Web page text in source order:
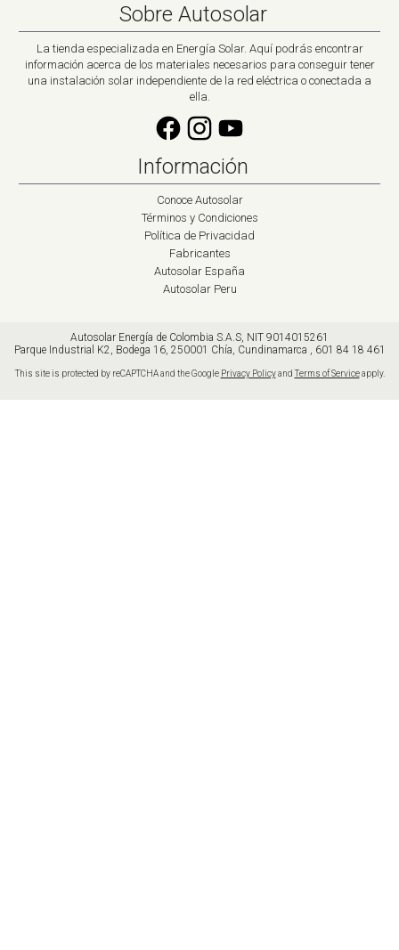
Sobre Autosolar
La tienda especializada en Energía Solar. Aquí podrás encontrar
información acerca de los materiales necesarios para conseguir tener
una instalación solar independiente de la red eléctrica o conectada a
ella.
Información
Conoce Autosolar
Términos y Condiciones
Política de Privacidad
Fabricantes
Autosolar España
Autosolar Peru
Autosolar Energía de Colombia S.A.S, NIT 9014015261
Parque Industrial K2
Bodega 16, 250001 Chía, Cundinamarca 601 84 18 461
This site is protected by reCAPTCHA and the Google Privacy PolicyandTerms of Serviceapply.